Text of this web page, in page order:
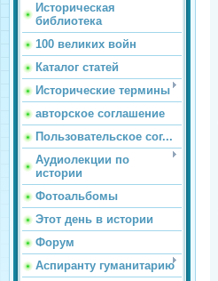
Историческая
библиотека
100 великих войн
Каталог статей
Исторические термины
авторское соглашение
Пользовательское сог...
Аудиолекции по
истории
Фотоальбомы
Этот день в истории
Форум
Аспиранту гуманитарию